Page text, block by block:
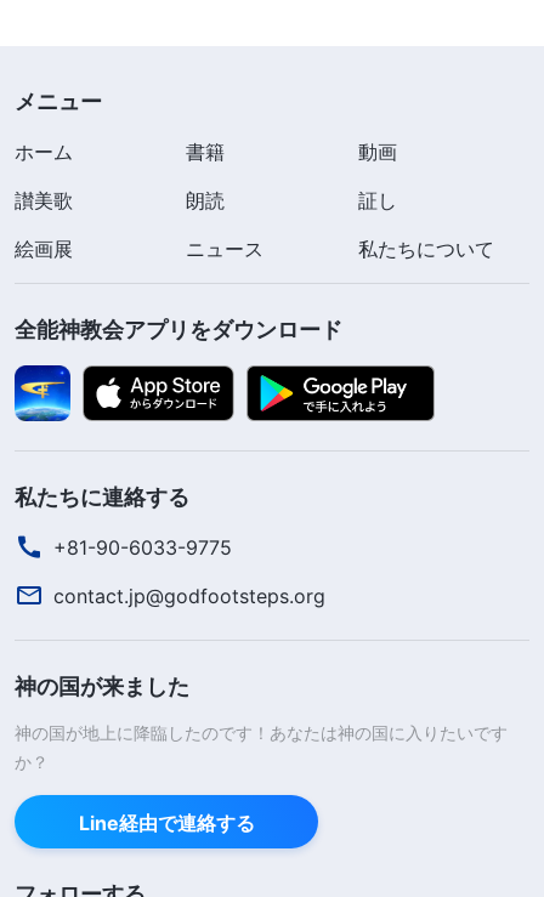
メニュー
ホーム 書籍
動画
讃美歌
朗読
証し
絵画展
ニュース 私たちについて
全能神教会アプリをダウンロード
私たちに連絡する
+81-90-6033-9775
contact.jp@godfootsteps.org
神の国が来ました
神の国が地上に降臨したのです！あなたは神の国に入りたいです
か？
Line経由で連絡する